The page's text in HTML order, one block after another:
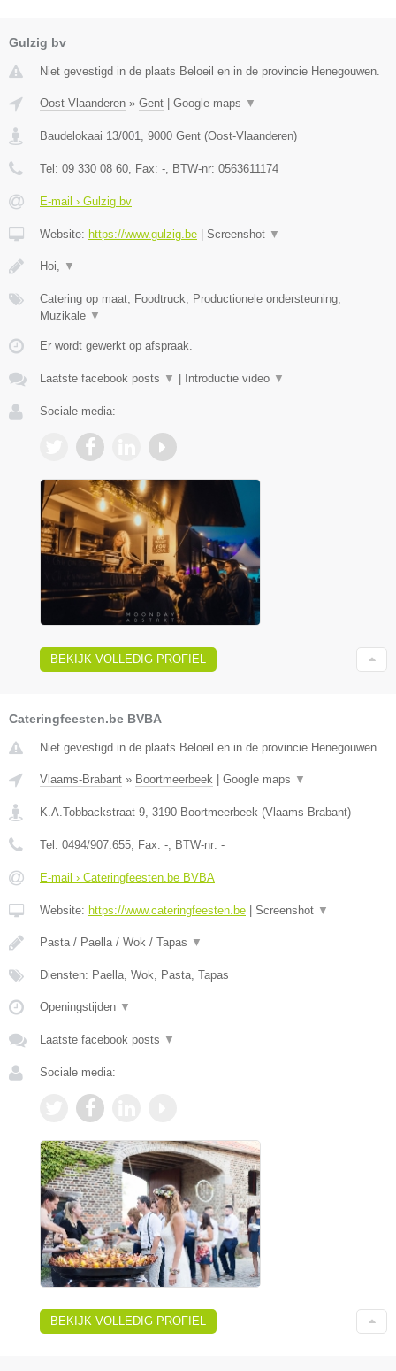
Gulzig bv
Niet gevestigd in de plaats Beloeil en in de provincie Henegouwen.
Oost-Vlaanderen » Gent Google maps ▼
Baudelokaai 13/001 9000 Gent (Oost-Vlaanderen)
Tel: 09 330 08 60 , Fax: - , BTW-nr: 0563611174
E-mail › Gulzig bv
Website: https://www.gulzig.be Screenshot ▼
Hoi, ▼
Catering op maat, Foodtruck, Productionele ondersteuning,
Muzikale ▼
Er wordt gewerkt op afspraak.
Laatste facebook posts ▼ Introductie video ▼
Sociale media:
BEKIJK VOLLEDIG PROFIEL
Cateringfeesten.be BVBA
Niet gevestigd in de plaats Beloeil en in de provincie Henegouwen.
Vlaams-Brabant » Boortmeerbeek Google maps ▼
K.A.Tobbackstraat 9, 3190 Boortmeerbeek (Vlaams-Brabant)
Tel: 0494/907.655, Fax: -, BTW-nr: -
E-mail › Cateringfeesten.be BVBA
Website: https://www.cateringfeesten.be Screenshot ▼
Pasta / Paella / Wok / Tapas ▼
Diensten: Paella, Wok, Pasta, Tapas
Openingstijden ▼
Laatste facebook posts ▼
Sociale media:
BEKIJK VOLLEDIG PROFIEL